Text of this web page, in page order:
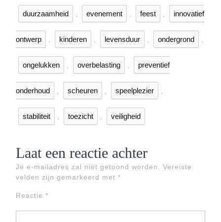
duurzaamheid evenement feest innovatief
ontwerp kinderen levensduur ondergrond
ongelukken overbelasting preventief
onderhoud scheuren speelplezier
stabiliteit toezicht veiligheid
Laat een reactie achter
Je e-mailadres zal niet getoond worden.
Vereiste
velden zijn gemarkeerd met *
Reactie *